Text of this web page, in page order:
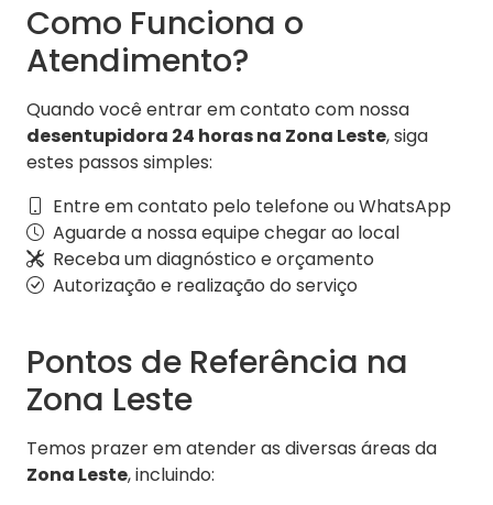
Como Funciona o
Atendimento?
Quando você entrar em contato com nossa
desentupidora 24 horas na Zona Leste, siga
estes passos simples:
Entre em contato pelo telefone ou WhatsApp
Aguarde a nossa equipe chegar ao local
Receba um diagnóstico e orçamento
Autorização e realização do serviço
Pontos de Referência na
Zona Leste
Temos prazer em atender as diversas áreas da
Zona Leste, incluindo: